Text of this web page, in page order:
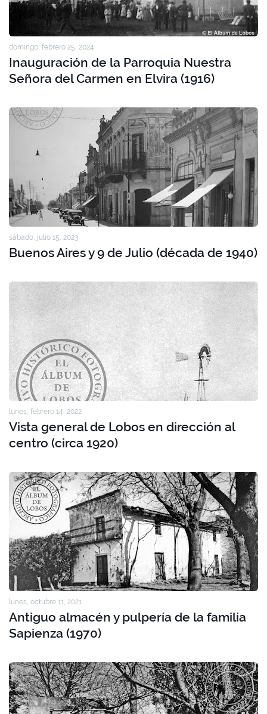
domingo, febrero 25, 2024
Inauguración de la Parroquia Nuestra
Señora del Carmen en Elvira (1916)
sábado, julio 15, 2023
Buenos Aires y 9 de Julio (década de 1940)
lunes, febrero 14, 2022
Vista general de Lobos en dirección al
centro (circa 1920)
lunes, octubre 11, 2021
Antiguo almacén y pulpería de la familia
Sapienza (1970)